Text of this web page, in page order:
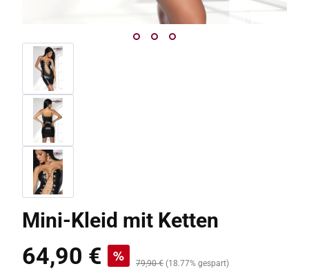
Mini-Kleid mit Ketten
Verkaufspreis:
64,90 € % Regulärer Preis:
79,90 € (18.77% gespart)